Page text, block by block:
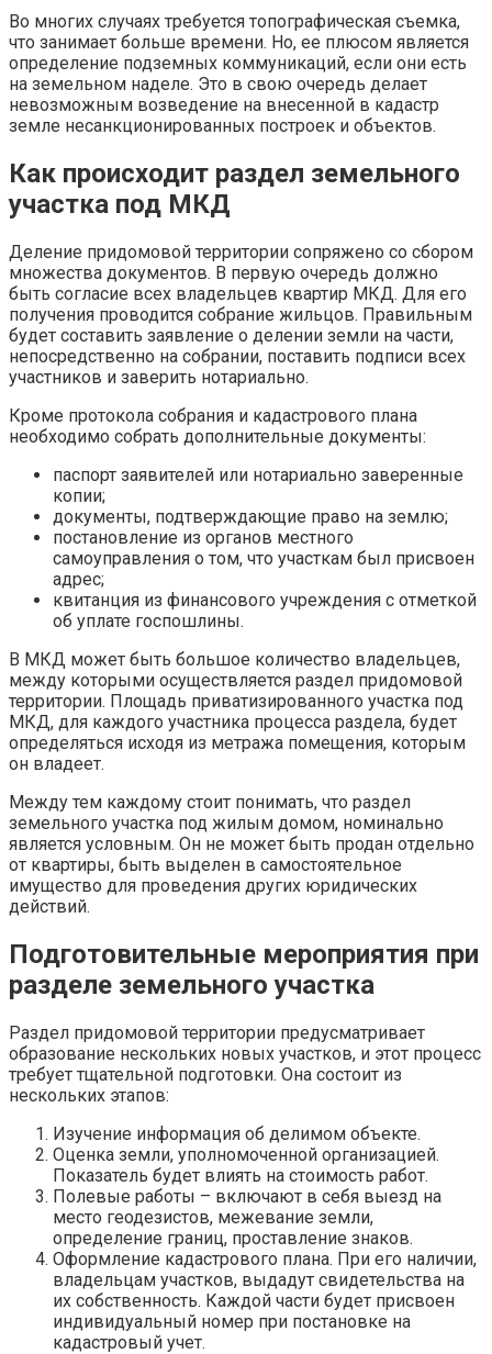
Во многих случаях требуется топографическая съемка,
что занимает больше времени. Но, ее плюсом является
определение подземных коммуникаций, если они есть
на земельном наделе. Это в свою очередь делает
невозможным возведение на внесенной в кадастр
земле несанкционированных построек и объектов.
Как происходит раздел земельного
участка под МКД
Деление придомовой территории сопряжено со сбором
множества документов. В первую очередь должно
быть согласие всех владельцев квартир МКД. Для его
получения проводится собрание жильцов. Правильным
будет составить заявление о делении земли на части,
непосредственно на собрании, поставить подписи всех
участников и заверить нотариально.
Кроме протокола собрания и кадастрового плана
необходимо собрать дополнительные документы:
паспорт заявителей или нотариально заверенные
копии;
документы, подтверждающие право на землю;
постановление из органов местного
самоуправления о том, что участкам был присвоен
адрес;
квитанция из финансового учреждения с отметкой
об уплате госпошлины.
В МКД может быть большое количество владельцев,
между которыми осуществляется раздел придомовой
территории. Площадь приватизированного участка под
МКД, для каждого участника процесса раздела, будет
определяться исходя из метража помещения, которым
он владеет.
Между тем каждому стоит понимать, что раздел
земельного участка под жилым домом, номинально
является условным. Он не может быть продан отдельно
от квартиры, быть выделен в самостоятельное
имущество для проведения других юридических
действий.
Подготовительные мероприятия при
разделе земельного участка
Раздел придомовой территории предусматривает
образование нескольких новых участков, и этот процесс
требует тщательной подготовки. Она состоит из
нескольких этапов:
Изучение информация об делимом объекте.
Оценка земли, уполномоченной организацией.
Показатель будет влиять на стоимость работ.
Полевые работы – включают в себя выезд на
место геодезистов, межевание земли,
определение границ, проставление знаков.
Оформление кадастрового плана. При его наличии,
владельцам участков, выдадут свидетельства на
их собственность. Каждой части будет присвоен
индивидуальный номер при постановке на
кадастровый учет.